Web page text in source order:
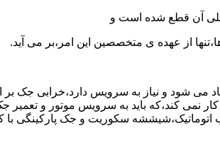
آن قطع شده است و
از عهده ی متخصصین این امر،بر می آید.
می شود و نیاز به سرویس دارد،خرابی جک
کار نمی کند،که باید به سرویس موتور و
سکوریت و جک پارکینگی با